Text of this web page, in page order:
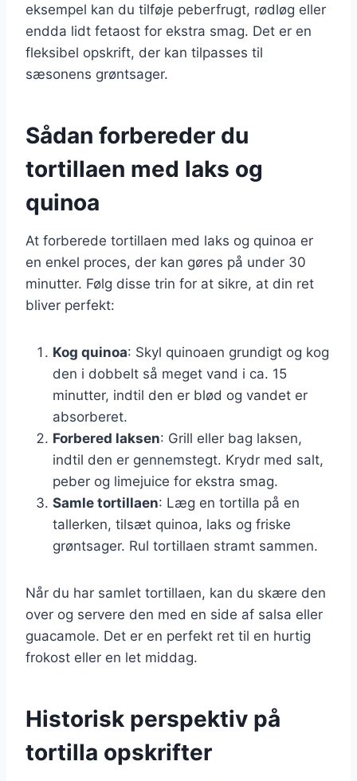
eksempel kan du tilføje peberfrugt, rødløg eller
endda lidt fetaost for ekstra smag. Det er en
fleksibel opskrift, der kan tilpasses til
sæsonens grøntsager.
Sådan forbereder du
tortillaen med laks og
quinoa
At forberede tortillaen med laks og quinoa er
en enkel proces, der kan gøres på under 30
minutter. Følg disse trin for at sikre, at din ret
bliver perfekt:
Kog quinoa: Skyl quinoaen grundigt og kog
den i dobbelt så meget vand i ca. 15
minutter, indtil den er blød og vandet er
absorberet.
Forbered laksen: Grill eller bag laksen,
indtil den er gennemstegt. Krydr med salt,
peber og limejuice for ekstra smag.
Samle tortillaen: Læg en tortilla på en
tallerken, tilsæt quinoa, laks og friske
grøntsager. Rul tortillaen stramt sammen.
Når du har samlet tortillaen, kan du skære den
over og servere den med en side af salsa eller
guacamole. Det er en perfekt ret til en hurtig
frokost eller en let middag.
Historisk perspektiv på
tortilla opskrifter